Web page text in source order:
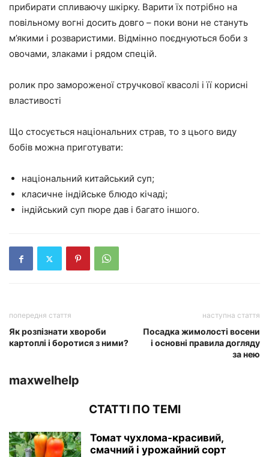
прибирати спливаючу шкірку. Варити їх потрібно на
повільному вогні досить довго – поки вони не стануть
м’якими і розваристими. Відмінно поєднуються боби з
овочами, злаками і рядом спецій.
ролик про замороженої стручкової квасолі і її корисні
властивості
Що стосується національних страв, то з цього виду
бобів можна приготувати:
національний китайський суп;
класичне індійське блюдо кічаді;
індійський суп пюре дав і багато іншого.
попередня стаття
Як розпізнати хвороби
картоплі і боротися з ними?
наступна стаття
Посадка жимолості восени
і основні правила догляду
за нею
maxwelhelp
СТАТТІ ПО ТЕМІ
Томат чухлома-красивий,
смачний і урожайний сорт